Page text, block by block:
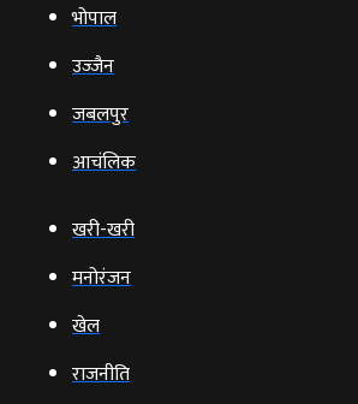
भोपाल
उज्‍जैन
जबलपुर
आचंलिक
खरी-खरी
मनोरंजन
खेल
राजनीति